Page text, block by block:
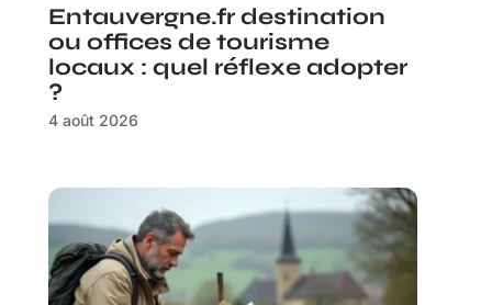
Entauvergne.fr destination
ou offices de tourisme
locaux : quel réflexe adopter
?
4 août 2026